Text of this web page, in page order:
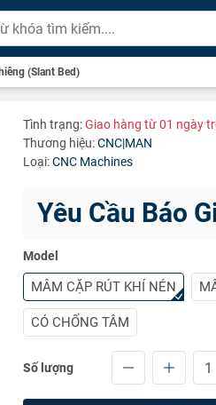
(Slant Bed)
Tình trạng:Giao hàng từ 01 ngày
Thương hiệu:CNC|MAN
Loại:CNC Machines
Yêu Cầu Báo
Model
MÂM CẶP RÚT KHÍ NÉN
CÓ CHỐNG TÂM
Số lượng